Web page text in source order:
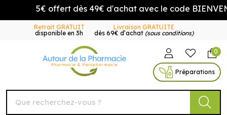
5€ offert dès 49€ d'achat avec le code BIENVENUE5
Retrait GRATUIT
disponible en 3h
Livraison GRATUITE
dès 69€ d’achat (sous conditions)
Autour de la Pharmacie
0
Préparations